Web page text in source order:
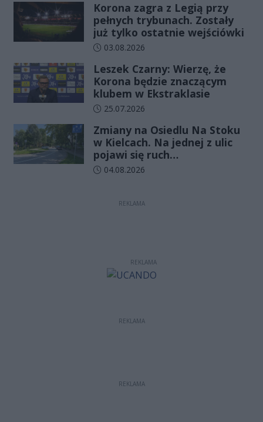
Korona zagra z Legią przy
pełnych trybunach. Zostały
już tylko ostatnie wejściówki
Data dodania artykułu:
03.08.2026
Leszek Czarny: Wierzę, że
Korona będzie znaczącym
klubem w Ekstraklasie
Data dodania artykułu:
25.07.2026
Zmiany na Osiedlu Na Stoku
w Kielcach. Na jednej z ulic
pojawi się ruch
jednokierunkowy
Data dodania artykułu:
04.08.2026
REKLAMA
REKLAMA
REKLAMA
REKLAMA